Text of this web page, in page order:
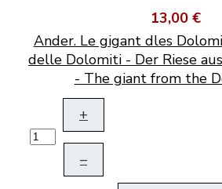
13,00 €
Ander. Le gigant dles
delle Dolomiti - Der Riese
- The giant from the
+
–